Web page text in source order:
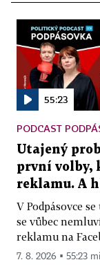
55:23
PODCAST
Utajený
první volby,
reklamu. A
V Podpásovce
se vůbec
reklamu na
7. 8. 2026 ▪ 55:23